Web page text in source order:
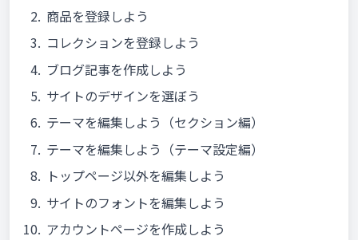
商品を登録しよう
コレクションを登録しよう
ブログ記事を作成しよう
サイトのデザインを選ぼう
テーマを編集しよう（セクション編）
テーマを編集しよう（テーマ設定編）
トップページ以外を編集しよう
サイトのフォントを編集しよう
アカウントページを作成しよう